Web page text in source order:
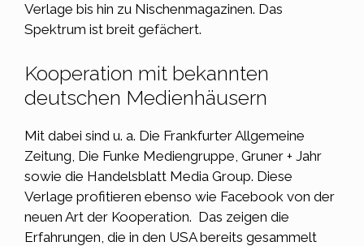
Verlage bis hin zu Nischenmagazinen. Das
Spektrum ist breit gefächert.
Kooperation mit bekannten
deutschen Medienhäusern
Mit dabei sind u. a. Die Frankfurter Allgemeine
Zeitung, Die Funke Mediengruppe, Gruner + Jahr
sowie die Handelsblatt Media Group. Diese
Verlage profitieren ebenso wie Facebook von der
neuen Art der Kooperation. Das zeigen die
Erfahrungen, die in den USA bereits gesammelt